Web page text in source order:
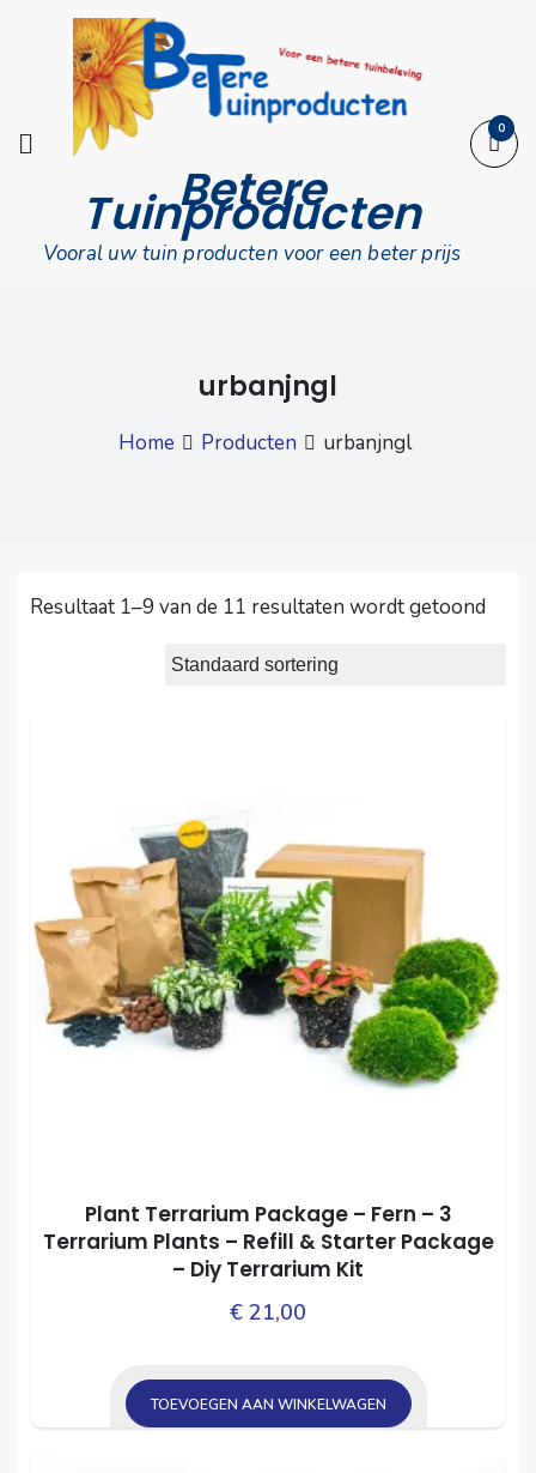
Betere
Tuinproducten
Vooral uw tuin producten voor een beter prijs
0
urbanjngl
Home Producten urbanjngl
Resultaat 1–9 van de 11 resultaten wordt getoond
Plant Terrarium Package – Fern – 3
Terrarium Plants – Refill & Starter Package
– Diy Terrarium Kit
€ 21,00
TOEVOEGEN AAN WINKELWAGEN